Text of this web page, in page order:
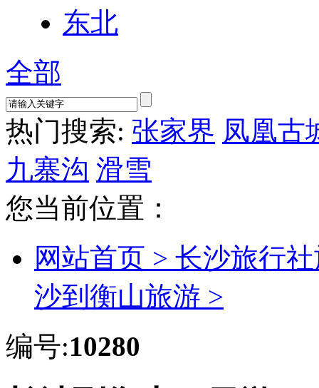
东北
全部
热门搜索: 张家界 凤凰古
九寨沟 滑雪
您当前位置：
网站首页 > 长沙旅行
沙到衡山旅游 >
编号:10280